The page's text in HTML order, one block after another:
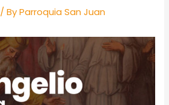
/ ByParroquia San Juan